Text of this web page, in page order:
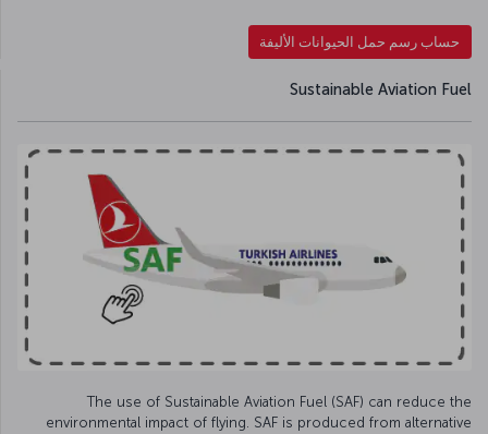
حساب رسم حمل الحيوانات الأليفة
Sustainable Aviation Fuel
The use of Sustainable Aviation Fuel (SAF) can reduce the
environmental impact of flying. SAF is produced from alternative